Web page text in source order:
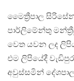
මෛත්‍රීපාල
පාර්ලිමේන්තු
වෙත යවන ලද
එම ලිපියේදී
අවුස්සමින්